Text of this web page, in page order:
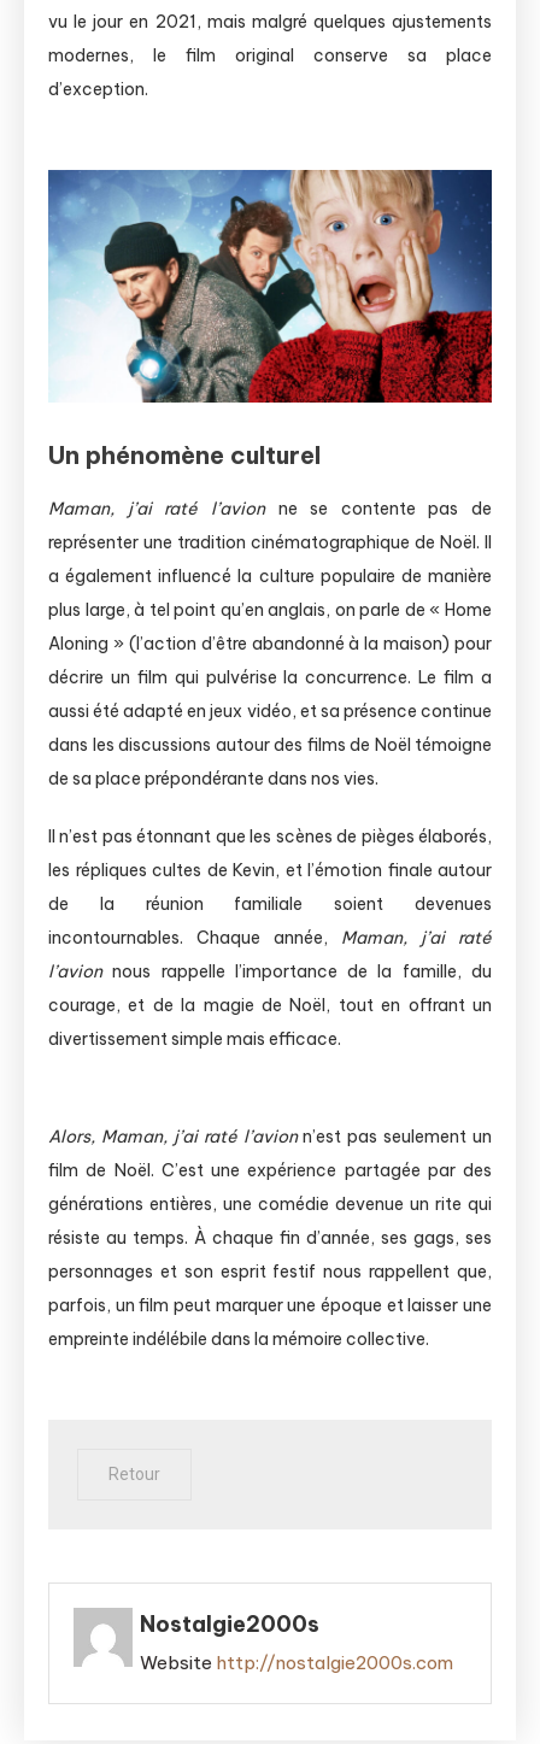
vu le jour en 2021, mais malgré quelques ajustements
modernes, le film original conserve sa place
d’exception.
Un phénomène culturel
Maman, j’ai raté l’avionne se contente pas de
représenter une tradition cinématographique de Noël. Il
a également influencé la culture populaire de manière
plus large, à tel point qu’en anglais, on parle de « Home
Aloning » (l’action d’être abandonné à la maison) pour
décrire un film qui pulvérise la concurrence. Le film a
aussi été adapté en jeux vidéo, et sa présence continue
dans les discussions autour des films de Noël témoigne
de sa place prépondérante dans nos vies.
Il n’est pas étonnant que les scènes de pièges élaborés,
les répliques cultes de Kevin, et l’émotion finale autour
de la réunion familiale soient devenues
incontournables. Chaque année, Maman, j’ai raté
l’avionnous rappelle l’importance de la famille, du
courage, et de la magie de Noël, tout en offrant un
divertissement simple mais efficace.
Alors, Maman, j’ai raté l’avionn’est pas seulement un
film de Noël. C’est une expérience partagée par des
générations entières, une comédie devenue un rite qui
résiste au temps. À chaque fin d’année, ses gags, ses
personnages et son esprit festif nous rappellent que,
parfois, un film peut marquer une époque et laisser une
empreinte indélébile dans la mémoire collective.
Nostalgie2000s
Website http://nostalgie2000s.com